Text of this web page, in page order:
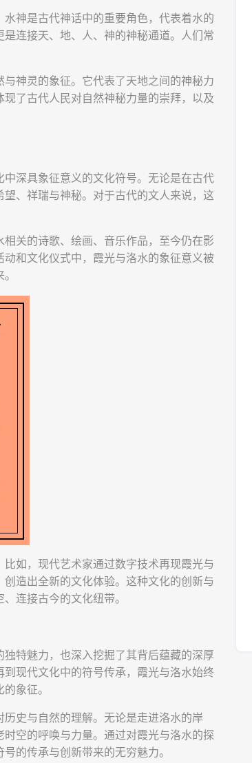
神是古代神话中的重要角色，代表着水的
连接天、地、人、神的神秘通道。人们常
神灵的象征。它代表了天地之间的神秘力
了古代人民对自然神秘力量的崇拜，以及
深具象征意义的文化符号。无论是在古代
、祥瑞与神秘。对于古代的文人来说，这
关的诗歌、绘画、音乐作品，至今仍在影
和文化仪式中，霞光与洛水的象征意义被
如，现代艺术家通过数字技术再现霞光与
造出全新的文化体验。这种文化的创新与
连接古今的文化纽带。
特魅力，也深入挖掘了其背后蕴藏的深厚
现代文化中的符号传承，霞光与洛水始终
象征。
史与自然的理解。无论是走进洛水的岸
空的呼唤与力量。通过对霞光与洛水的探
的传承与创新带来的无穷魅力。